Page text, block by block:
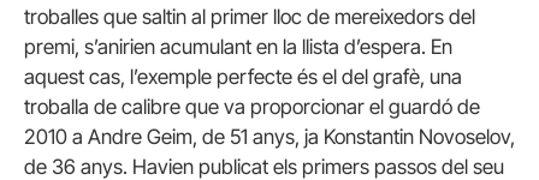
troballes que saltin al primer lloc de mereixedors del
premi, s’anirien acumulant en la llista d’espera. En
aquest cas, l’exemple perfecte és el del grafè, una
troballa de calibre que va proporcionar el guardó de
2010 a Andre Geim, de 51 anys, ja Konstantin Novoselov,
de 36 anys. Havien publicat els primers passos del seu